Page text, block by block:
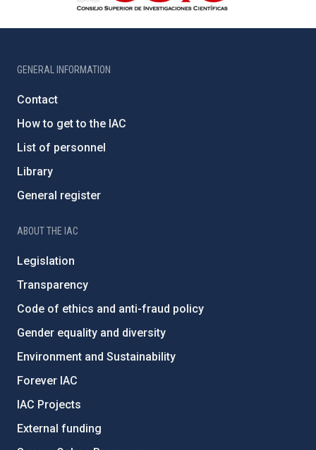
GENERAL INFORMATION
Contact
How to get to the IAC
List of personnel
Library
General register
ABOUT THE IAC
Legislation
Transparency
Code of ethics and anti-fraud policy
Gender equality and diversity
Environment and Sustainability
Forever IAC
IAC Projects
External funding